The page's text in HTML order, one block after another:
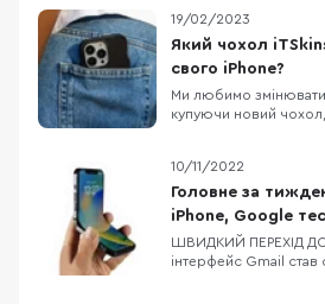
19/02/2023
Який чохол
свого iPhone?
Ми любимо
купуючи новий чохол,
неймовірно
чохлів на сайті
подивитись на них
потестимо к
10/11/2022
Головне за
iPhone, Google
Pixel 8/8 Pro,
від MediaTek
ШВИДКИЙ ПЕРЕХІД ДО
інтерфейс Gmail